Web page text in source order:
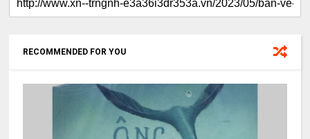
RECOMMENDED FOR YOU